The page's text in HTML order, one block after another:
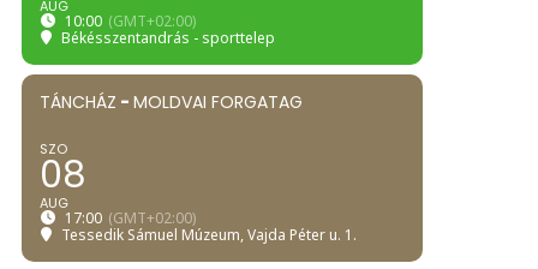
AUG
10:00 (GMT+02:00)
Békésszentandrás - sporttelep
TÁNCHÁZ - MOLDVAI FORGATAG
SZO
08
AUG
17:00 (GMT+02:00)
Tessedik Sámuel Múzeum, Vajda Péter u. 1.